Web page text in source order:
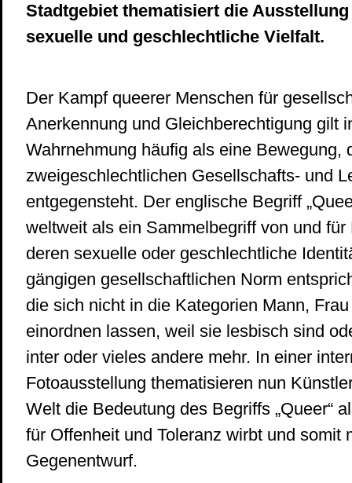
Stadtgebiet thematisiert die
sexuelle und geschlechtliche Vielfalt.
Der Kampf queerer Menschen für
Anerkennung und Gleichberechtigung gilt
Wahrnehmung häufig als eine Bewegung,
zweigeschlechtlichen Gesellschafts- und
entgegensteht. Der englische Begriff
weltweit als ein Sammelbegriff von und
deren sexuelle oder geschlechtliche
gängigen gesellschaftlichen Norm
die sich nicht in die Kategorien Mann,
einordnen lassen, weil sie lesbisch sind
inter oder vieles andere mehr. In einer
Fotoausstellung thematisieren nun
Welt die Bedeutung des Begriffs „Queer“
für Offenheit und Toleranz wirbt und somit
Gegenentwurf.